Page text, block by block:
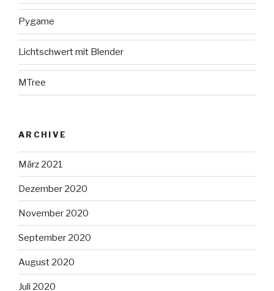
Pygame
Lichtschwert mit Blender
MTree
ARCHIVE
März 2021
Dezember 2020
November 2020
September 2020
August 2020
Juli 2020